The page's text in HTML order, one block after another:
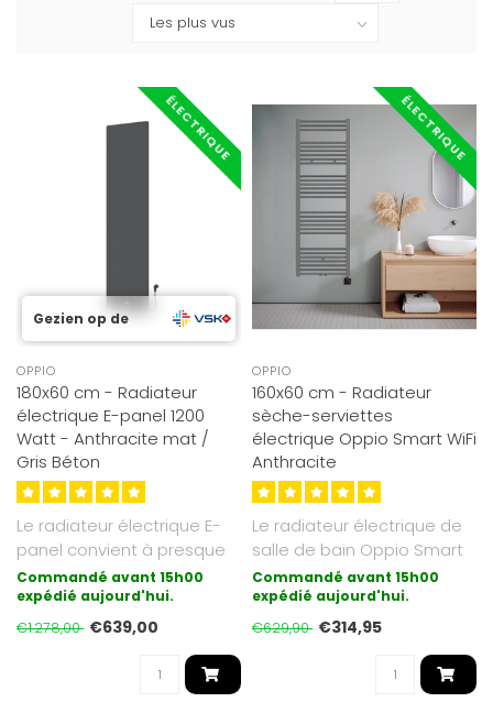
ÉLECTRIQUE
Gezien op de
OPPIO
180x60 cm - Radiateur
électrique E-panel 1200
Watt - Anthracite mat /
Gris Béton
Le radiateur électrique E-
panel convient à presque
toutes les pièces, telles ..
Commandé avant 15h00
expédié aujourd'hui.
€1.278,00 €639,00
ÉLECTRIQUE
OPPIO
160x60 cm - Radiateur
sèche-serviettes
électrique Oppio Smart WiFi
Anthracite
Le radiateur électrique de
salle de bain Oppio Smart
Wifi avec commande sans
fi..
Commandé avant 15h00
expédié aujourd'hui.
€629,90 €314,95